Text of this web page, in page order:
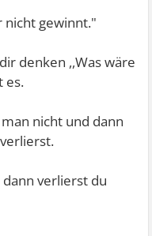
dem was sie tun
Außen betrachten,
dazu.
nicht gewinnt."
denken ,,Was wäre
es.
nicht und dann
verlierst du